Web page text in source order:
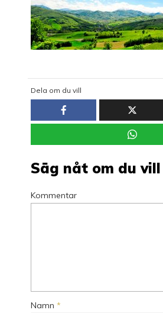
Dela om du vill
Säg nåt om du vill
Kommentar
Namn *